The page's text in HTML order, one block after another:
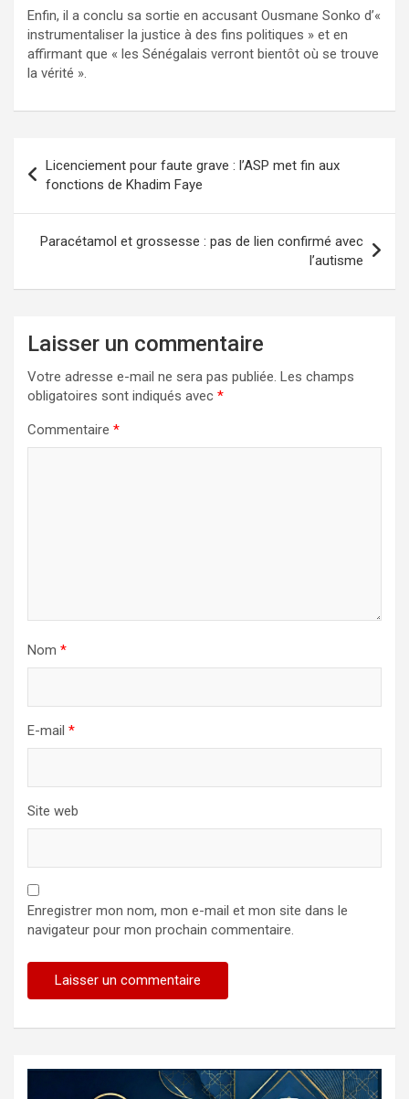
Enfin, il a conclu sa sortie en accusant Ousmane Sonko d’«
instrumentaliser la justice à des fins politiques » et en
affirmant que « les Sénégalais verront bientôt où se trouve
la vérité ».
Licenciement pour faute grave : l’ASP met fin aux
fonctions de Khadim Faye
Paracétamol et grossesse : pas de lien confirmé avec
l’autisme
Laisser un commentaire
Votre adresse e-mail ne sera pas publiée. Les champs
obligatoires sont indiqués avec *
Commentaire *
Nom *
E-mail *
Site web
Enregistrer mon nom, mon e-mail et mon site dans le
navigateur pour mon prochain commentaire.